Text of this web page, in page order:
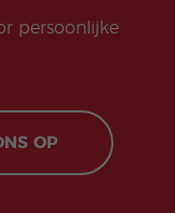
persoonlijke
OP